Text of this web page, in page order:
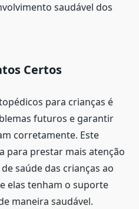
saudável dos
Certos
para crianças é
futuros e garantir
corretamente. Este
para prestar mais atenção
saúde das crianças ao
elas tenham o suporte
maneira saudável.